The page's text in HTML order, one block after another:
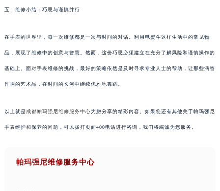
五、维修小结：巧思与谨慎并行
在手表的世界里，每一次维修都是一次与时间的对话。利用电熨斗这样生活中的常见物
品，展现了维修中的创意与智慧。然而，这份巧思必须建立在充分了解风险和谨慎操作的
基础上。面对手表维修的挑战，最好的策略依然是及时寻求专业人士的帮助，让那些滴答
作响的艺术品，在时间的长河中继续优雅地舞蹈。
以上就是 成都帕玛强尼维修服务中心为您分享的精彩内容。如果您还有其他关于帕玛强尼
手表维护和保养的问题，可以拨打页面400电话进行咨询，我们将竭诚为您服务。
帕玛强尼维修服务中心